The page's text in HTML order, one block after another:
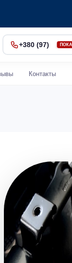
+380 (97)
Контакты